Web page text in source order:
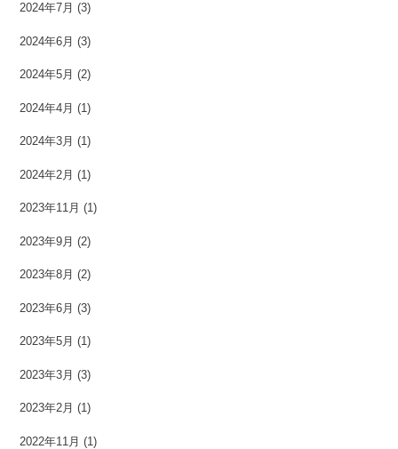
2024年7月 (3)
2024年6月 (3)
2024年5月 (2)
2024年4月 (1)
2024年3月 (1)
2024年2月 (1)
2023年11月 (1)
2023年9月 (2)
2023年8月 (2)
2023年6月 (3)
2023年5月 (1)
2023年3月 (3)
2023年2月 (1)
2022年11月 (1)